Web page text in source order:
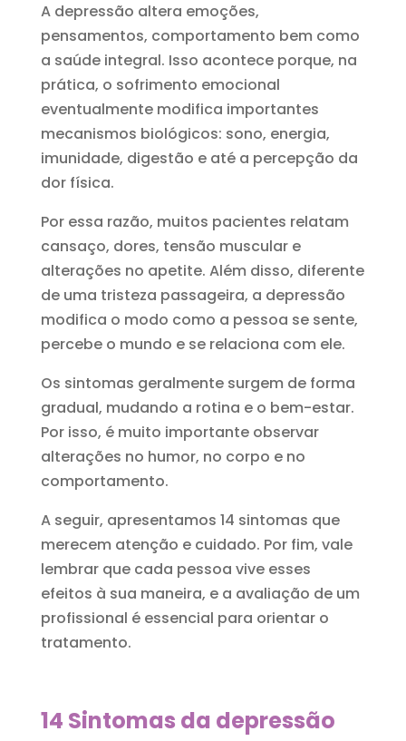
A depressão altera emoções,
pensamentos, comportamento bem como
a saúde integral. Isso acontece porque, na
prática, o sofrimento emocional
eventualmente modifica importantes
mecanismos biológicos: sono, energia,
imunidade, digestão e até a percepção da
dor física.
Por essa razão, muitos pacientes relatam
cansaço, dores, tensão muscular e
alterações no apetite. Além disso, diferente
de uma tristeza passageira, a depressão
modifica o modo como a pessoa se sente,
percebe o mundo e se relaciona com ele.
Os sintomas geralmente surgem de forma
gradual, mudando a rotina e o bem-estar.
Por isso, é muito importante observar
alterações no humor, no corpo e no
comportamento.
A seguir, apresentamos 14 sintomas que
merecem atenção e cuidado. Por fim, vale
lembrar que cada pessoa vive esses
efeitos à sua maneira, e a avaliação de um
profissional é essencial para orientar o
tratamento.
14 Sintomas da depressão